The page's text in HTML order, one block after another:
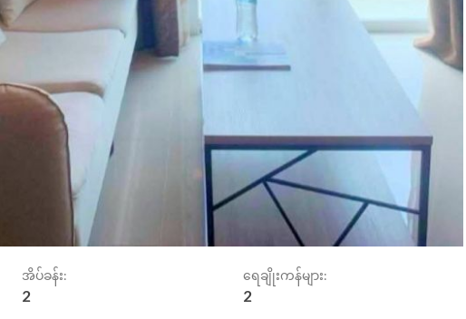
အိပ်ခန်း:
2
ရေချိုးကန်များ:
2